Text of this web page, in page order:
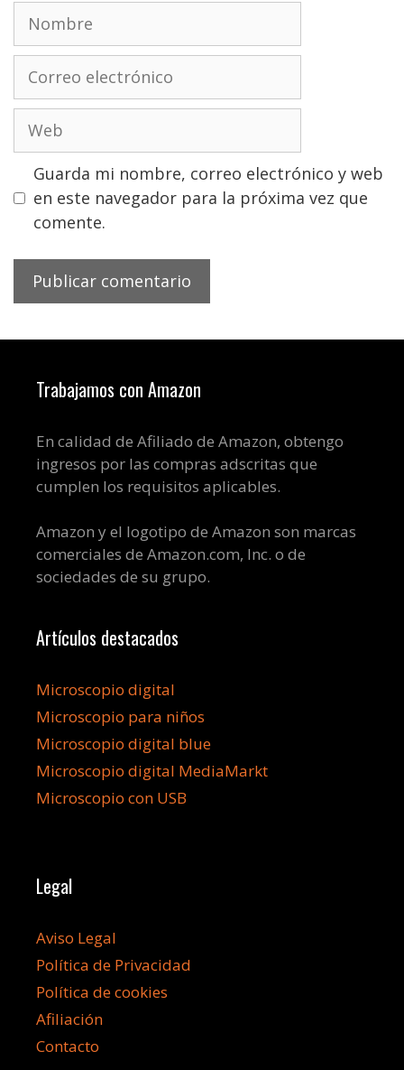
Nombre
electrónico
Guarda mi nombre, correo electrónico y web
en este navegador para la próxima vez que
comente.
Trabajamos con Amazon
En calidad de Afiliado de Amazon, obtengo
ingresos por las compras adscritas que
cumplen los requisitos aplicables.
Amazon y el logotipo de Amazon son marcas
comerciales de Amazon.com, Inc. o de
sociedades de su grupo.
Artículos destacados
Microscopio digital
Microscopio para niños
Microscopio digital blue
Microscopio digital MediaMarkt
Microscopio con USB
Legal
Aviso Legal
Política de Privacidad
Política de cookies
Afiliación
Contacto